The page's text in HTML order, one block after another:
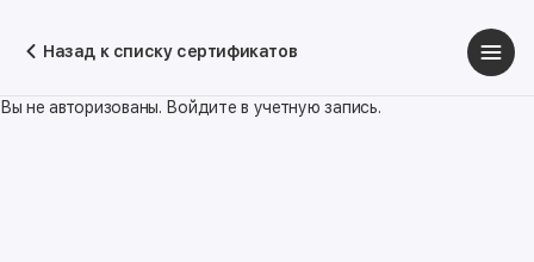
Назад к списку сертификатов
Вы не авторизованы. Войдите в учетную запись.